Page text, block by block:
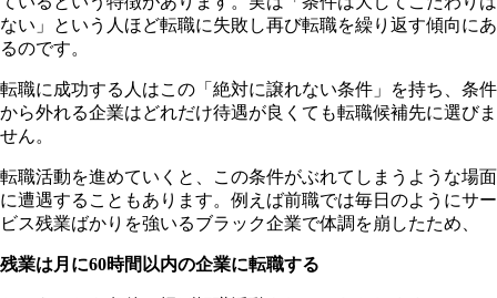
ない」という人ほど転職に失敗し再び転職を繰り返す傾向にあ
るのです。
転職に成功する人はこの「絶対に譲れない条件」を持ち、条件
から外れる企業はどれだけ待遇が良くても転職候補先に選びま
せん。
転職活動を進めていくと、この条件がぶれてしまうような場面
に遭遇することもあります。例えば前職では毎日のようにサー
ビス残業ばかりを強いるブラック企業で体調を崩したため、
残業は月に60時間以内の企業に転職する